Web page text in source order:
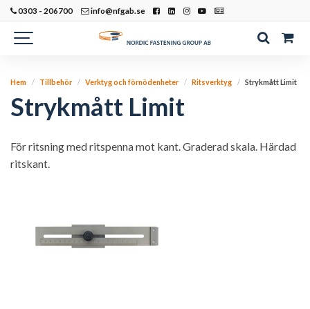
0303 - 206700 info@nfgab.se
Hem Tillbehör Verktyg och förnödenheter Ritsverktyg Strykmått Limit
Strykmått Limit
För ritsning med ritspenna mot kant. Graderad skala. Härdad
ritskant.